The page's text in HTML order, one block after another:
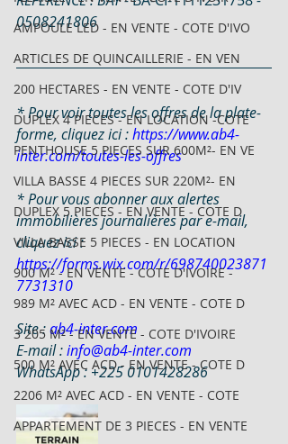
AMPOULE LED - EN VENTE - COTE D'IVO
ARTICLES DE QUINCAILLERIE - EN VEN
200 HECTARES - EN VENTE - COTE D'IV
DUPLEX 4 PIECES - EN LOCATION -COTE
PENTHOUSE 5 PIECES SUR 600M²- EN VE
VILLA BASSE 4 PIECES SUR 220M²- EN
DUPLEX 5 PIECES - EN VENTE - COTE D
VILLA BASSE 5 PIECES - EN LOCATION
900 M² - EN VENTE - COTE D'IVOIRE -
989 M² AVEC ACD - EN VENTE - COTE D
3 205 M² - EN VENTE - COTE D'IVOIRE
500 M² AVEC ACD - EN VENTE - COTE D
2206 M² AVEC ACD - EN VENTE - COTE
APPARTEMENT DE 3 PIECES - EN VENTE
0508241806
* Pour voir toutes les offres de la plate-
forme, cliquez ici : https://www.ab4-
inter.com/toutes-les-offres
* Pour vous abonner aux alertes
immobilières journalières par e-mail,
cliquez ici :
https://forms.wix.com/r/698740023871
7731310
Site : ab4-inter.com
E-mail : info@ab4-inter.com
WhatsApp : +225 0101428286